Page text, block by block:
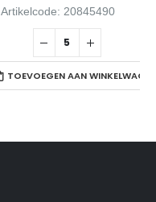
Artikelcode: 20845490
TOEVOEGEN AAN